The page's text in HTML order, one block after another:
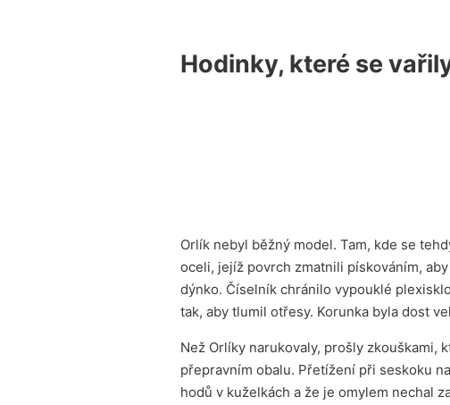
Hodinky, které se
Orlík nebyl běžný model. Tam, kde se
oceli, jejíž povrch zmatnili pískováním,
dýnko. Číselník chránilo vypouklé
tak, aby tlumil otřesy. Korunka byla dost
Než Orlíky narukovaly, prošly zkouškami,
přepravním obalu. Přetížení při seskoku
hodů v kuželkách a že je omylem nechal